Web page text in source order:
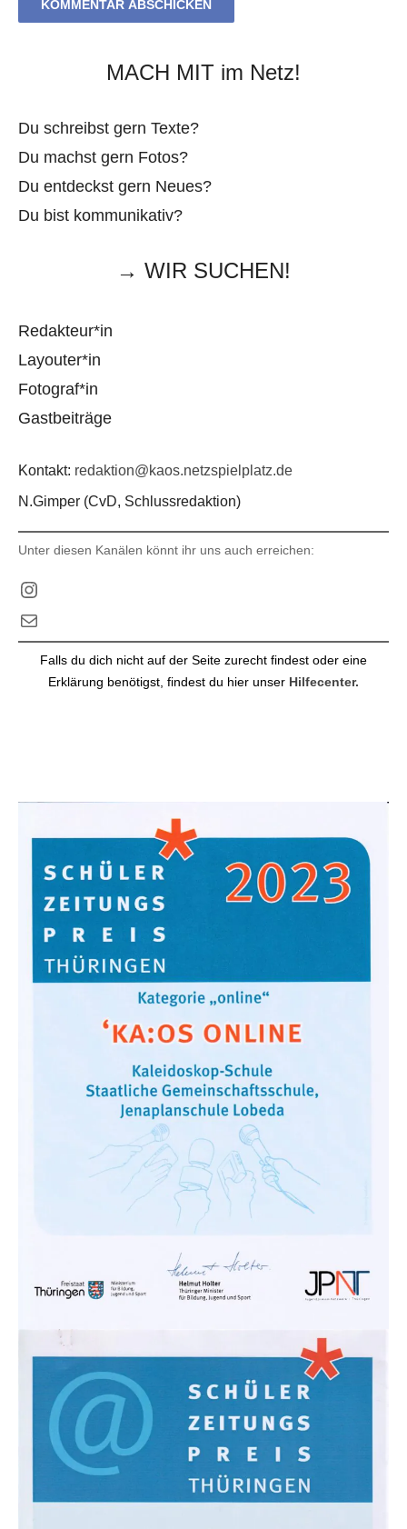
MACH MIT im Netz!
Du schreibst gern Texte?
Du machst gern Fotos?
Du entdeckst gern Neues?
Du bist kommunikativ?
→ WIR SUCHEN!
Redakteur*in
Layouter*in
Fotograf*in
Gastbeiträge
Kontakt: redaktion@kaos.netzspielplatz.de
N.Gimper (CvD, Schlussredaktion)
Unter diesen Kanälen könnt ihr uns auch erreichen:
Instagram
E-Mail
Falls du dich nicht auf der Seite zurecht findest oder eine
Erklärung benötigst, findest du hier unser Hilfecenter.